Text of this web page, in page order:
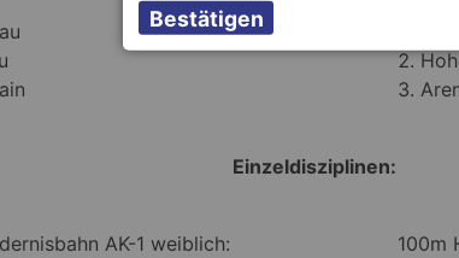
Einzeldisziplinen:
AK-1 weiblich: 100m